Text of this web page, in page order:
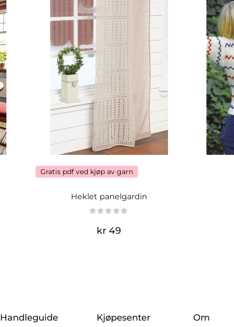
Gratis pdf ved kjøp av garn
Heklet panelgardin
kr 49
Handleguide Kjøpesenter Om